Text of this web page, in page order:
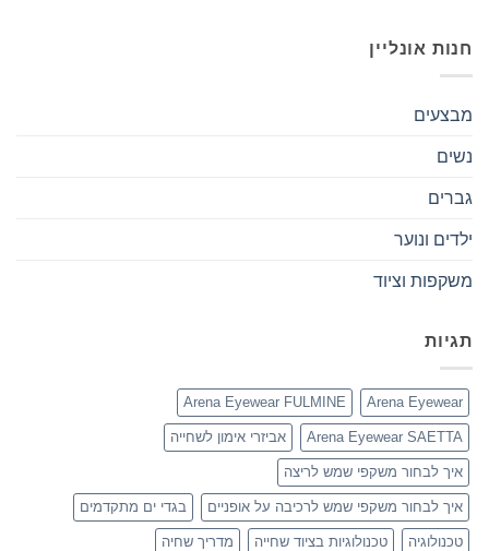
חנות אונליין
מבצעים
נשים
גברים
ילדים ונוער
משקפות וציוד
תגיות
Arena Eyewear
Arena Eyewear FULMINE
Arena Eyewear SAETTA אביזרי אימון לשחייה
איך לבחור משקפי שמש לריצה
איך לבחור משקפי שמש לרכיבה על אופניים בגדי ים מתקדמים
טכנולוגיה טכנולוגיות בציוד שחייה מדריך שחיה